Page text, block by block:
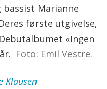
bassist Marianne
første utgivelse,
«Ingen
Foto: Emil Vestre.
Klausen